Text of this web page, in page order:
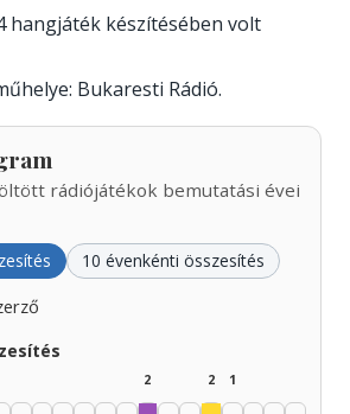
hangjáték készítésében volt
Bukaresti Rádió.
rádiójátékok bemutatási évei
10 évenkénti összesítés
2 2 1